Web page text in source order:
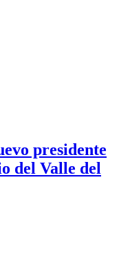
presidente
del Valle del